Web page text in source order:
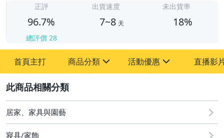
正評
96.7%
總評價 28
出貨速度
7~8 天
未出貨率
18%
首頁主打 商品分類
其它
活動優惠
[全店] 粉絲專享
[全店] 周年慶
直播影
居家、家具與園藝
寢具/家飾